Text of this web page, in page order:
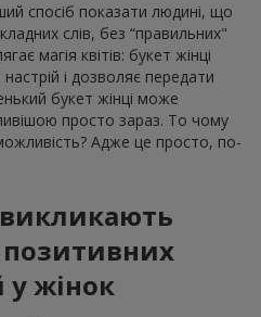
спосіб показати людині, що
слів, без “правильних"
магія квітів: букет жінці
і дозволяє передати
букет жінці може
просто зараз. То чому
Адже це просто, по-
у жінок